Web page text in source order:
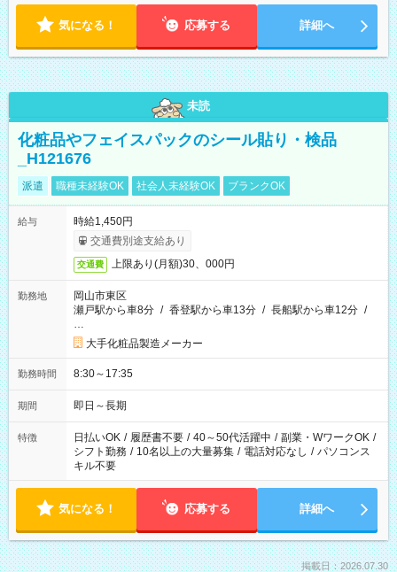
ます。 ※曜日固定（毎週同じ曜日での勤務となります）
気になる！ 応募する 詳細へ
未読
化粧品やフェイスパックのシール貼り・検品
_H121676
派遣 職種未経験OK 社会人未経験OK ブランクOK
給与
時給1,450円
交通費別途支給あり
交通費 上限あり(月額)30、000円
勤務地
岡山市東区
瀬戸駅から車8分 / 香登駅から車13分 / 長船駅から車12分 /
…
大手化粧品製造メーカー
勤務時間 8:30～17:35
期間 即日～長期
特徴 日払いOK / 履歴書不要 / 40～50代活躍中 / 副業・WワークOK /
シフト勤務 / 10名以上の大量募集 / 電話対応なし / パソコンス
キル不要
気になる！ 応募する 詳細へ
掲載日：2026.07.30